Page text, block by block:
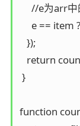
//e为
e == item
   });
return
}
function